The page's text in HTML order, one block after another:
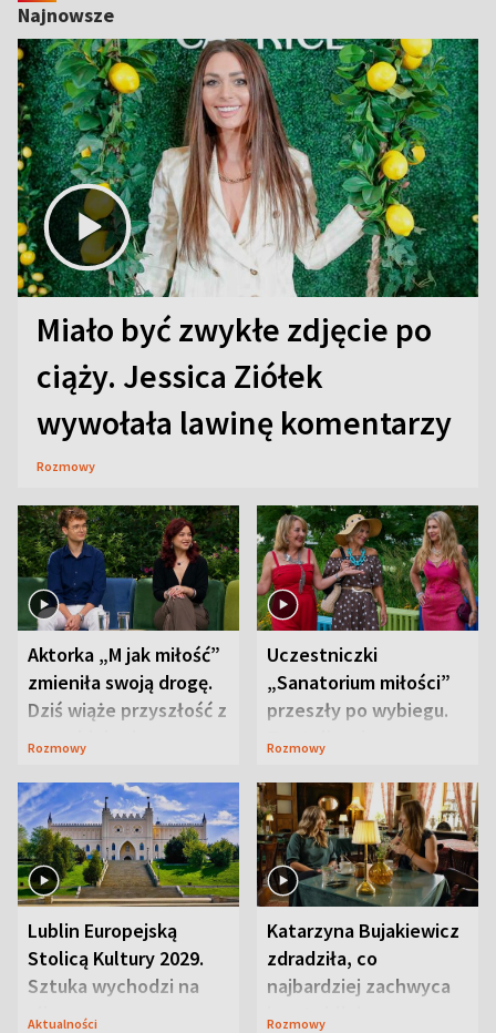
Najnowsze
Miało być zwykłe zdjęcie po
ciąży. Jessica Ziółek
wywołała lawinę komentarzy
Rozmowy
Aktorka „M jak miłość”
zmieniła swoją drogę.
Dziś wiąże przyszłość z
neurobiologią
Rozmowy
Uczestniczki
„Sanatorium miłości”
przeszły po wybiegu.
Te stylizacje
Rozmowy
Lublin Europejską
Stolicą Kultury 2029.
Sztuka wychodzi na
ulice
Aktualności
Katarzyna Bujakiewicz
zdradziła, co
najbardziej zachwyca
ją w Lublinie
Rozmowy